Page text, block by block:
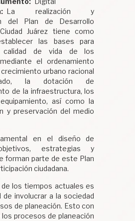
La realización y
del Plan de Desarrollo
Juárez tiene como
las bases para
calidad de vida de los
el ordenamiento
urbano racional
la dotación de
de la infraestructura, los
así como la
y preservación del medio
en el diseño de
estrategias y
forman parte de este Plan
ciudadana.
de los tiempos actuales es
de involucrar a la sociedad
de planeación. Esto con
procesos de planeación